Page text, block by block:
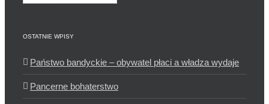
OSTATNIE WPISY
Państwo bandyckie – obywatel płaci a władza wydaje
Pancerne bohaterstwo